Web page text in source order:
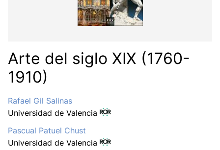
Arte del siglo XIX (1760-
1910)
Rafael Gil Salinas
Universidad de Valencia
Pascual Patuel Chust
Universidad de Valencia